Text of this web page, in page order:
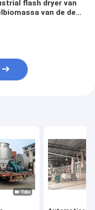
flash dryer van
van de de